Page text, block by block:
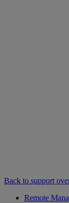
Back to support
Remote